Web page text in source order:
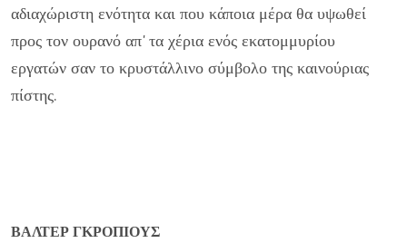
αδιαχώριστη ενότητα και που κάποια μέρα θα υψωθεί
προς τον ουρανό απ' τα χέρια ενός εκατομμυρίου
εργατών σαν το κρυστάλλινο σύμβολο της καινούριας
πίστης.
ΒΑΛΤΕΡ ΓΚΡΟΠΙΟΥΣ